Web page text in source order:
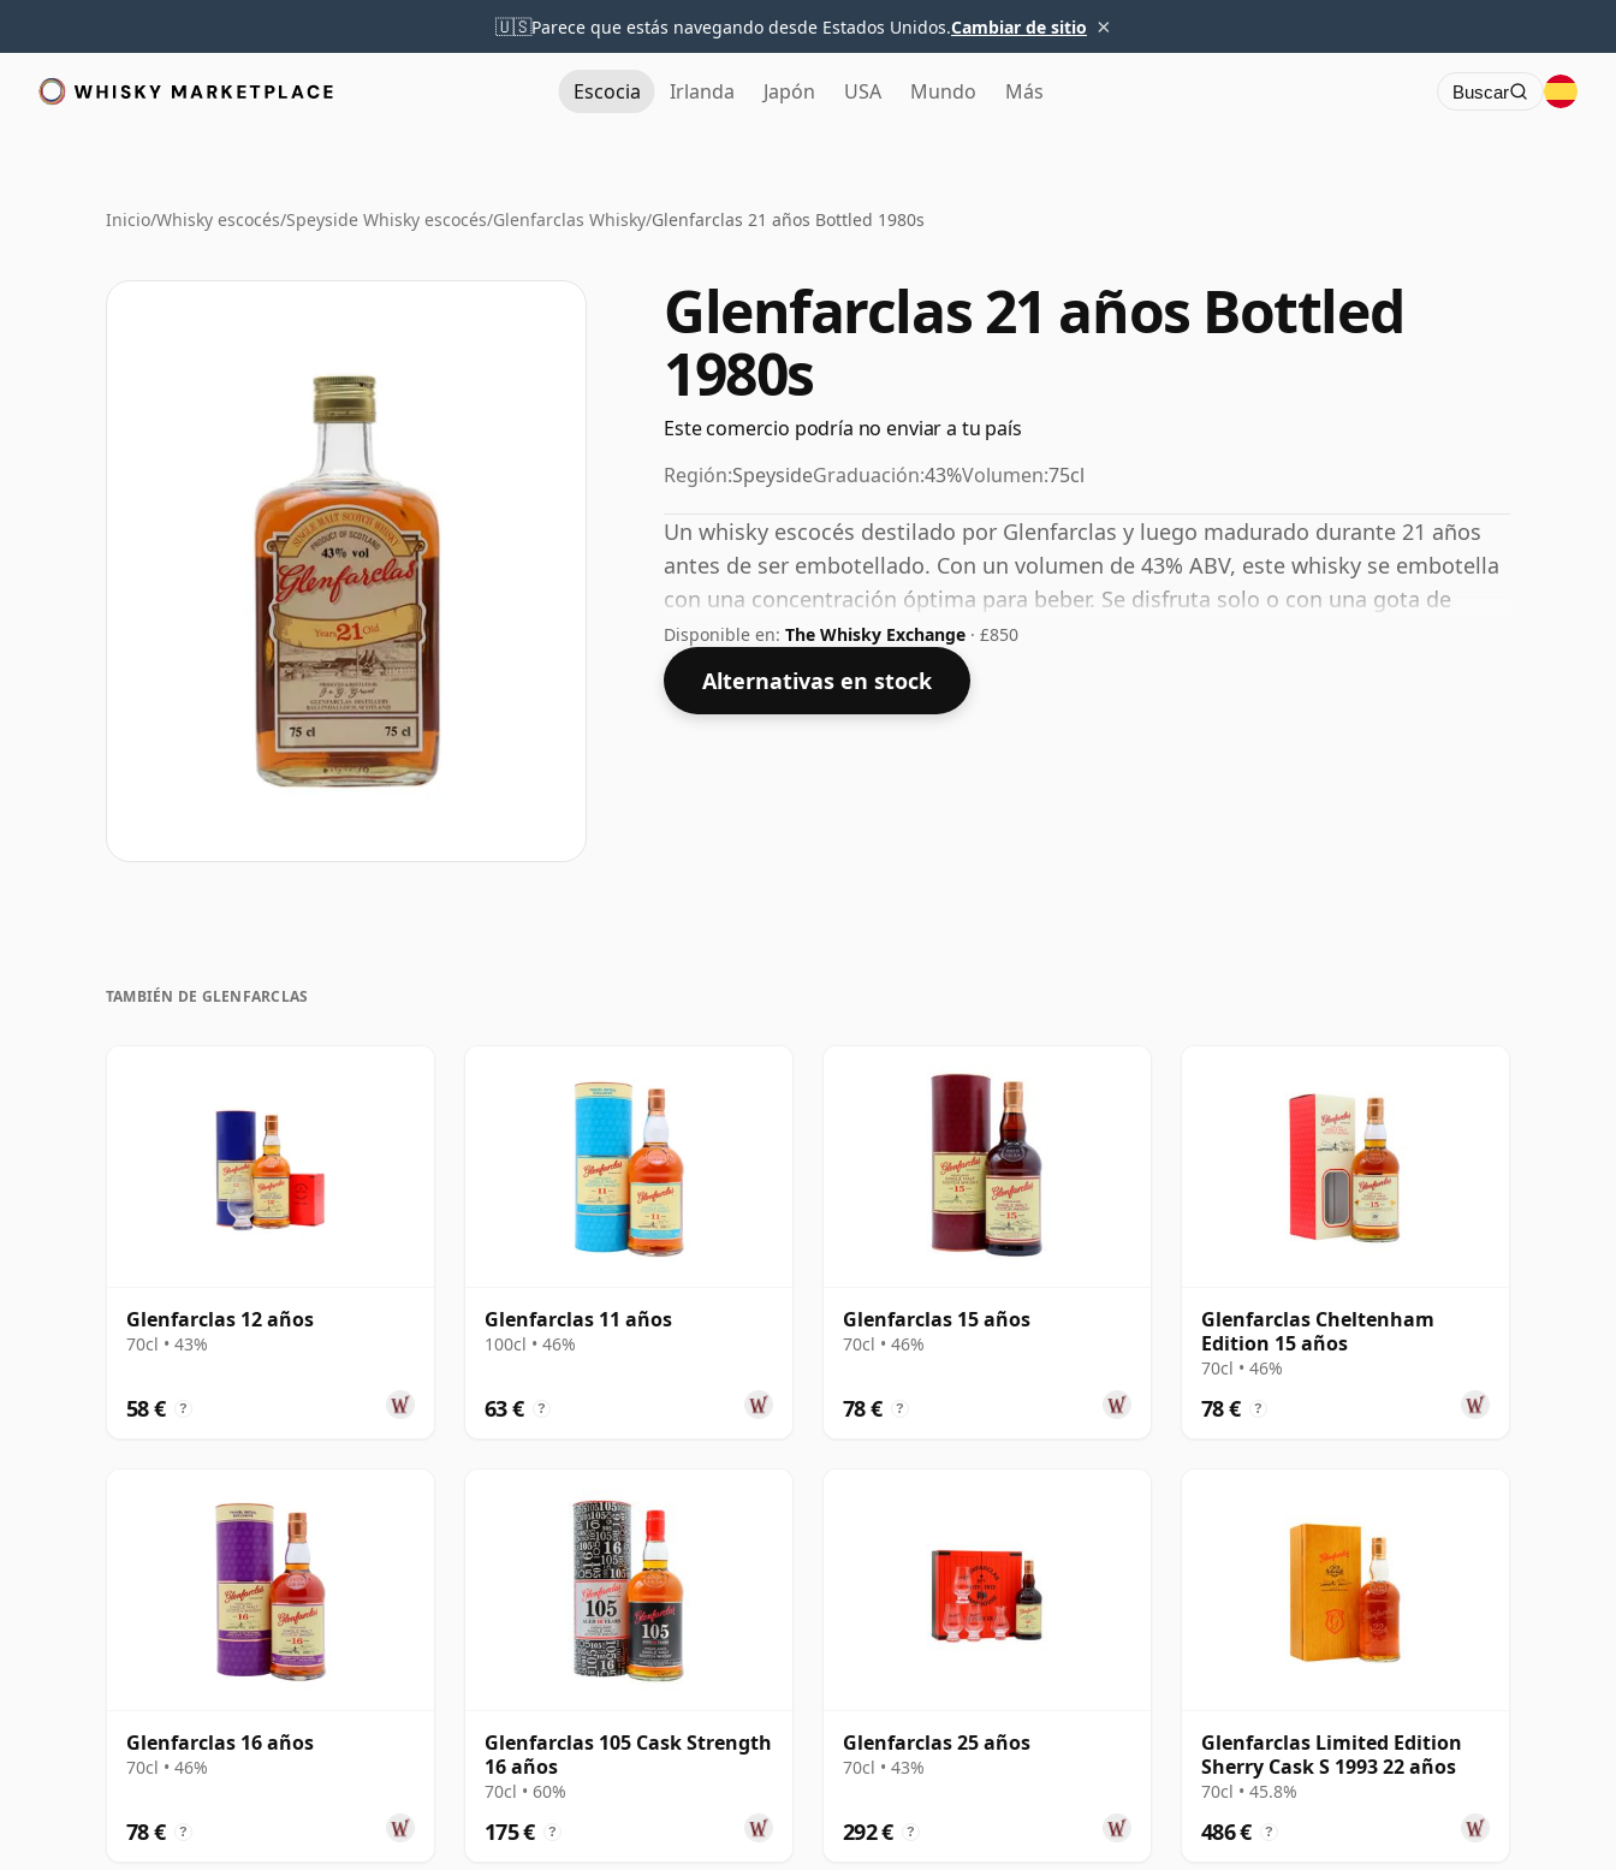
🇺🇸Parece que estás navegando desde Estados Unidos.Cambiar de sitio ×
Escocia Irlanda Japón USA Mundo Más Buscar
Inicio/Whisky escocés/Speyside Whisky escocés/Glenfarclas Whisky/Glenfarclas 21 años Bottled 1980s
Glenfarclas 21 años Bottled
1980s
Este comercio podría no enviar a tu país
Región:SpeysideGraduación:43%Volumen:75cl
Un whisky escocés destilado por Glenfarclas y luego madurado durante 21 años
antes de ser embotellado. Con un volumen de 43% ABV, este whisky se embotella
con una concentración óptima para beber. Se disfruta solo o con una gota de
agua.
Disponible en: The Whisky Exchange · £850
Alternativas en stock
TAMBIÉN DE GLENFARCLAS
Glenfarclas 12 años
70cl • 43%
58 € ?
Glenfarclas 11 años
100cl • 46%
63 € ?
Glenfarclas 15 años
70cl • 46%
78 € ?
Glenfarclas Cheltenham
Edition 15 años
70cl • 46%
78 € ?
Glenfarclas 16 años
70cl • 46%
78 € ?
Glenfarclas 105 Cask Strength
16 años
70cl • 60%
175 € ?
Glenfarclas 25 años
70cl • 43%
292 € ?
Glenfarclas Limited Edition
Sherry Cask S 1993 22 años
70cl • 45.8%
486 € ?